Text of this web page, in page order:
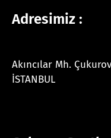
Adresimiz :
Akıncılar Mh.
İSTANBUL